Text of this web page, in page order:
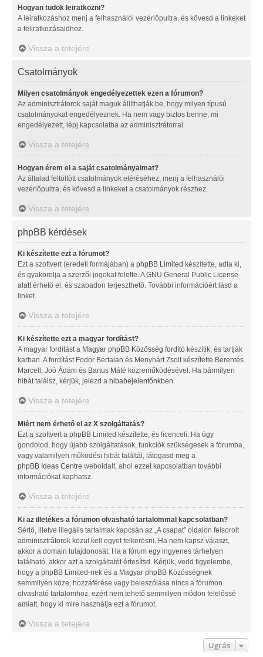
Hogyan tudok leiratkozni?
A leiratkozáshoz menj a felhasználói vezérlőpultra, és kövesd a linkeket
a feliratkozásaidhoz.
Vissza a tetejére
Csatolmányok
Milyen csatolmányok engedélyezettek ezen a fórumon?
Az adminisztrátorok saját maguk állíthatják be, hogy milyen típusú
csatolmányokat engedélyeznek. Ha nem vagy biztos benne, mi
engedélyezett, lépj kapcsolatba az adminisztrátorral.
Vissza a tetejére
Hogyan érem el a saját csatolmányaimat?
Az általad feltöltött csatolmányok eléréséhez, menj a felhasználói
vezérlőpultra, és kövesd a linkeket a csatolmányok részhez.
Vissza a tetejére
phpBB kérdések
Ki készítette ezt a fórumot?
Ezt a szoftvert (eredeti formájában) a phpBB Limited készítette, adta ki,
és gyakorolja a szerzői jogokat felette. A GNU General Public License
alatt érhető el, és szabadon terjeszthető. További információért lásd a
linket.
Vissza a tetejére
Ki készítette ezt a magyar fordítást?
A magyar fordítást a Magyar phpBB Közösség fordító készítik, és tartják
karban. A fordítást Fodor Bertalan és Menyhárt Zsolt készítette Berentés
Marcell, Joó Ádám és Bartus Máté közreműködésével. Ha bármilyen
hibát találsz, kérjük, jelezd a hibabejelentőnkben
Vissza a tetejére
Miért nem érhető el az X szolgáltatás?
Ezt a szoftvert a phpBB Limited készítette, és licenceli. Ha úgy
gondolod, hogy újabb szolgáltatások, funkciók szükségesek a fórumba,
vagy valamilyen működési hibát találtál, látogasd meg a
phpBB Ideas Centre weboldalt, ahol ezzel kapcsolatban további
információkat kaphatsz.
Vissza a tetejére
Ki az illetékes a fórumon olvasható tartalommal kapcsolatban?
Sértő, illetve illegális tartalmak kapcsán az „A csapat” oldalon felsorolt
adminisztrátorok közül kell egyet felkeresni. Ha nem kapsz választ,
akkor a domain tulajdonosát. Ha a fórum egy ingyenes tárhelyen
található, akkor azt a szolgáltatót értesítsd. Kérjük, vedd figyelembe,
hogy a phpBB Limited-nek és a Magyar phpBB Közösségnek
semmilyen köze, hozzáférése vagy beleszólása nincs a fórumon
olvasható tartalomhoz, ezért nem tehető semmilyen módon felelőssé
amiatt, hogy ki mire használja ezt a fórumot.
Vissza a tetejére
Ugrás